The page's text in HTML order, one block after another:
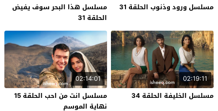
مسلسل ورود وذنوب الحلقة 31
مسلسل هذا البحر سوف يفيض
الحلقة 31
02:19:11
مسلسل الخليفة الحلقة 34
02:14:01
مسلسل انت من احب الحلقة 15
نهاية الموسم